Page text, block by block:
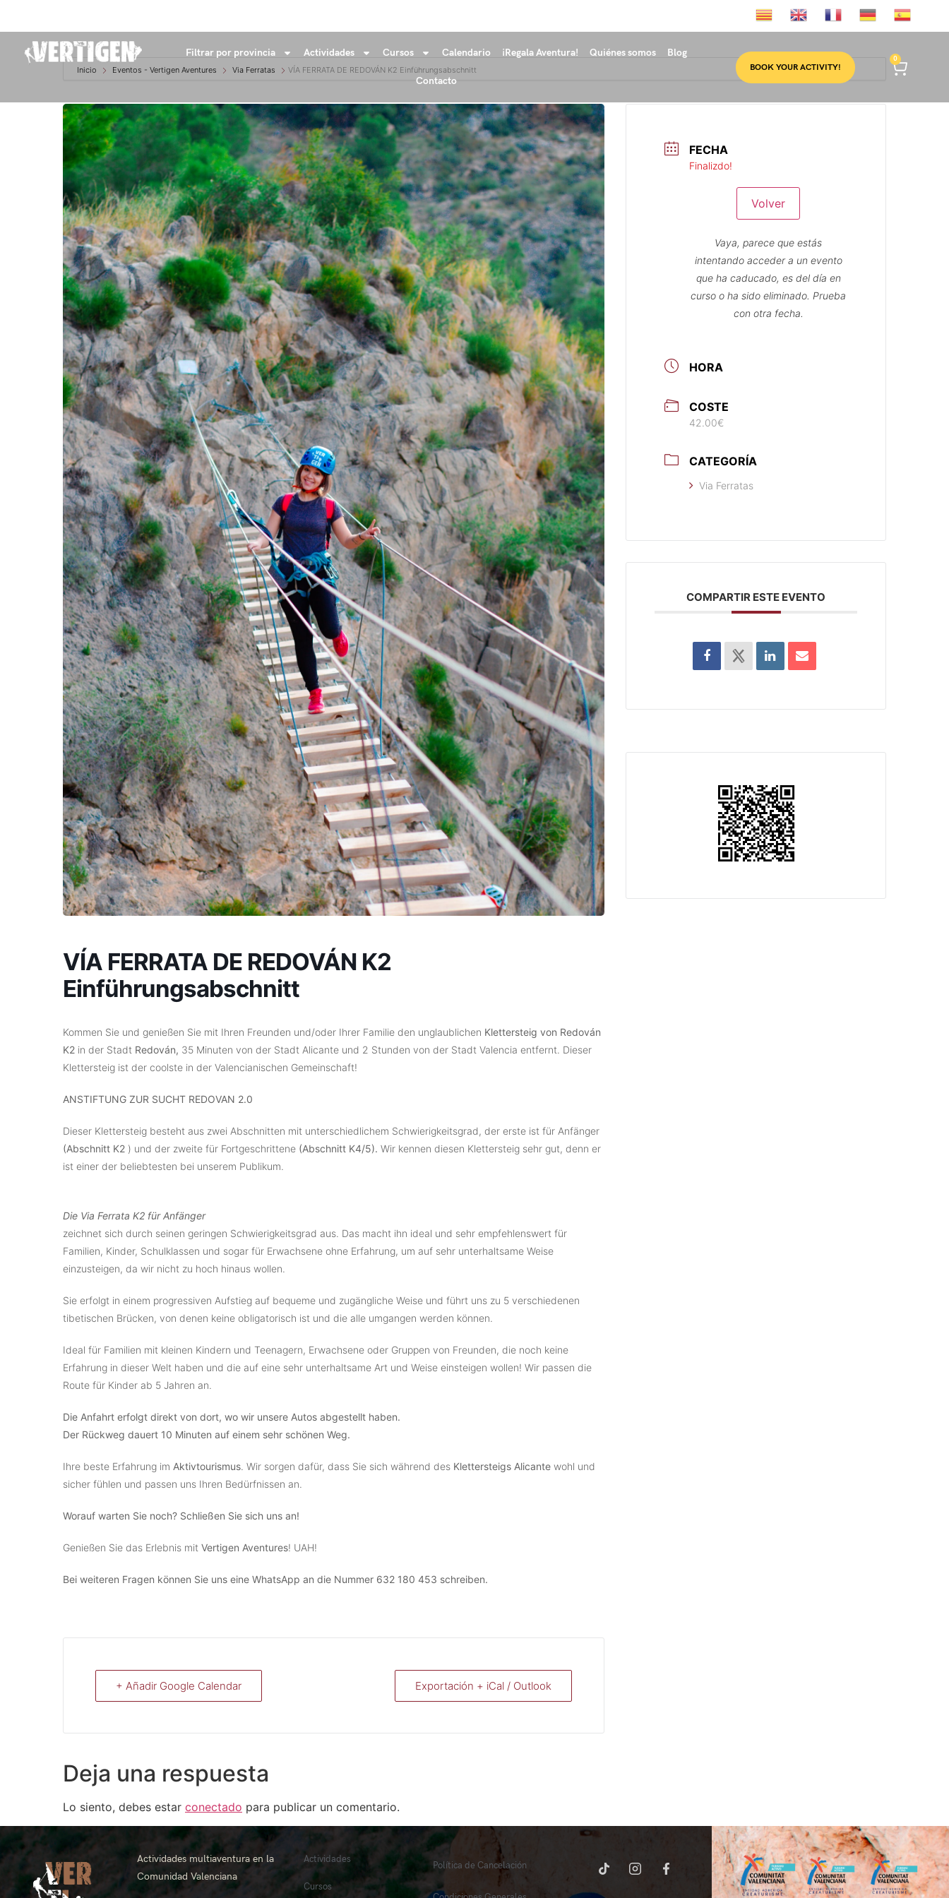
Filtrar por provincia Actividades Cursos Calendario ¡Regala Aventura! Quiénes somos Blog
Contacto
BOOK YOUR ACTIVITY!
0
Inicio Eventos - Vertigen Aventures Via Ferratas VÍA FERRATA DE REDOVÁN K2 Einführungsabschnitt
VÍA FERRATA DE REDOVÁN K2
Einführungsabschnitt
Kommen Sie und genießen Sie mit Ihren Freunden und/oder Ihrer Familie den unglaublichen Klettersteig von Redován
K2 in der Stadt Redován, 35 Minuten von der Stadt Alicante und 2 Stunden von der Stadt Valencia entfernt. Dieser
Klettersteig ist der coolste in der Valencianischen Gemeinschaft!
ANSTIFTUNG ZUR SUCHT REDOVAN 2.0
Dieser Klettersteig besteht aus zwei Abschnitten mit unterschiedlichem Schwierigkeitsgrad, der erste ist für Anfänger
(Abschnitt K2 ) und der zweite für Fortgeschrittene (Abschnitt K4/5). Wir kennen diesen Klettersteig sehr gut, denn er
ist einer der beliebtesten bei unserem Publikum.
Die Via Ferrata K2 für Anfänger
zeichnet sich durch seinen geringen Schwierigkeitsgrad aus. Das macht ihn ideal und sehr empfehlenswert für
Familien, Kinder, Schulklassen und sogar für Erwachsene ohne Erfahrung, um auf sehr unterhaltsame Weise
einzusteigen, da wir nicht zu hoch hinaus wollen.
Sie erfolgt in einem progressiven Aufstieg auf bequeme und zugängliche Weise und führt uns zu 5 verschiedenen
tibetischen Brücken, von denen keine obligatorisch ist und die alle umgangen werden können.
Ideal für Familien mit kleinen Kindern und Teenagern, Erwachsene oder Gruppen von Freunden, die noch keine
Erfahrung in dieser Welt haben und die auf eine sehr unterhaltsame Art und Weise einsteigen wollen! Wir passen die
Route für Kinder ab 5 Jahren an.
Die Anfahrt erfolgt direkt von dort, wo wir unsere Autos abgestellt haben.
Der Rückweg dauert 10 Minuten auf einem sehr schönen Weg.
Ihre beste Erfahrung im Aktivtourismus. Wir sorgen dafür, dass Sie sich während des Klettersteigs Alicante wohl und
sicher fühlen und passen uns Ihren Bedürfnissen an.
Worauf warten Sie noch? Schließen Sie sich uns an!
Genießen Sie das Erlebnis mit Vertigen Aventures! UAH!
Bei weiteren Fragen können Sie uns eine WhatsApp an die Nummer 632 180 453 schreiben.
+ Añadir Google Calendar Exportación + iCal / Outlook
FECHA
Finalizdo!
Volver
Vaya, parece que estás
intentando acceder a un evento
que ha caducado, es del día en
curso o ha sido eliminado. Prueba
con otra fecha.
HORA
COSTE
42.00€
CATEGORÍA
Via Ferratas
COMPARTIR ESTE EVENTO
Deja una respuesta
Lo siento, debes estar conectado para publicar un comentario.
Actividades multiaventura en la
Comunidad Valenciana
Actividades
Cursos
Política de Cancelación